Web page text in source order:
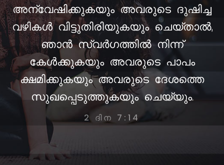
അന്വേഷിക്കുകയും അവരുടെ ദുഷിച്ച
വഴികൾ വിട്ടുതിരിയുകയും ചെയ്താൽ,
ഞാൻ സ്വർഗത്തിൽ നിന്ന്
കേൾക്കുകയും അവരുടെ പാപം
ക്ഷമിക്കുകയും അവരുടെ ദേശത്തെ
സുഖപ്പെടുത്തുകയും ചെയ്യും.
2 ദിന 7:14